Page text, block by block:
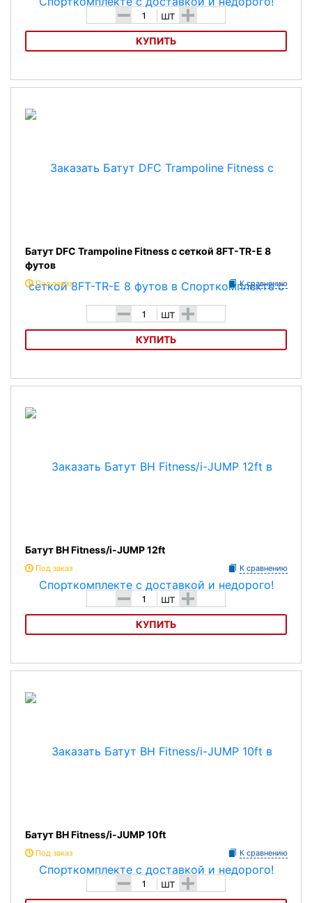
- шт +
КУПИТЬ
Батут BH Fitness/i-JUMP 14ft
Батут DFC Trampoline Fitness с сеткой 8FT-TR-E 8
футов
Под заказ К сравнению
- шт +
КУПИТЬ
Батут DFC Trampoline Fitness с сеткой 8FT-TR-E 8 футов
Батут BH Fitness/i-JUMP 12ft
Под заказ К сравнению
- шт +
КУПИТЬ
Батут BH Fitness/i-JUMP 12ft
Батут BH Fitness/i-JUMP 10ft
Под заказ К сравнению
- шт +